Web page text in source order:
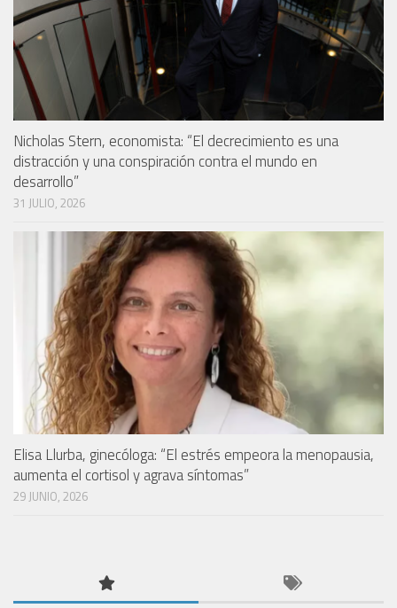
Nicholas Stern, economista: “El decrecimiento es una
distracción y una conspiración contra el mundo en
desarrollo”
31 JULIO, 2026
Elisa Llurba, ginecóloga: “El estrés empeora la menopausia,
aumenta el cortisol y agrava síntomas”
29 JUNIO, 2026